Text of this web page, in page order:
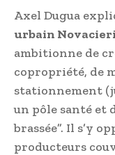
Axel Dugua
urbain
ambitionne de
copropriété, de
stationnement
un pôle santé et
brassée”. Il s’y
producteurs